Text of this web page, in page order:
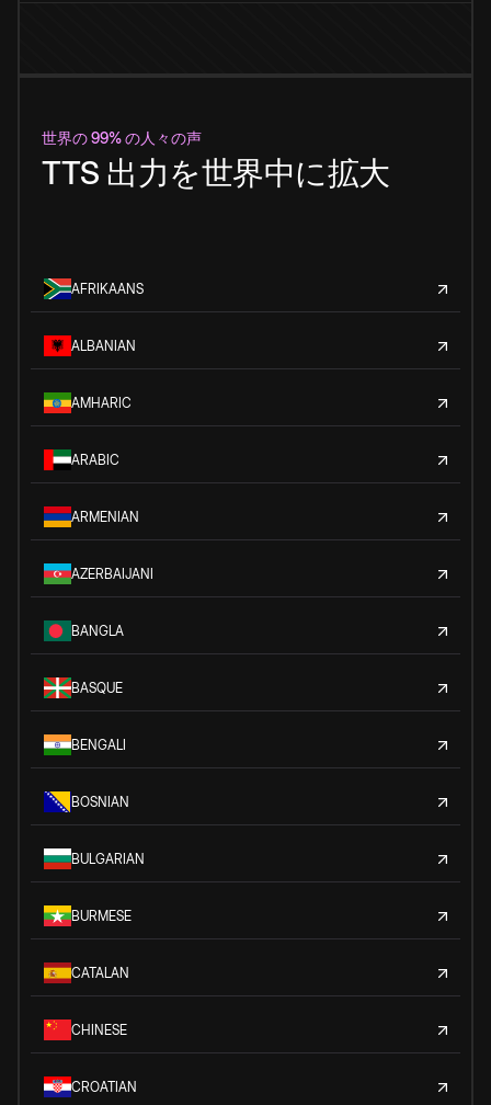
世界の 99% の人々の声
TTS 出力を世界中に拡大
AFRIKAANS
ALBANIAN
AMHARIC
ARABIC
ARMENIAN
AZERBAIJANI
BANGLA
BASQUE
BENGALI
BOSNIAN
BULGARIAN
BURMESE
CATALAN
CHINESE
CROATIAN